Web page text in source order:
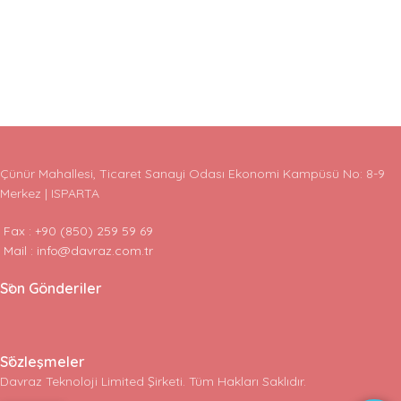
Çünür Mahallesi, Ticaret Sanayi Odası Ekonomi Kampüsü No: 8-9
Merkez | ISPARTA
Fax : +90 (850) 259 59 69
Mail : info@davraz.com.tr
Son Gönderiler
Sözleşmeler
Davraz Teknoloji Limited Şirketi. Tüm Hakları Saklıdır.